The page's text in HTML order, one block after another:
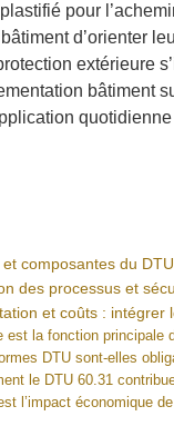
pour
d’orienter
extérieure
bâtiment
et composantes du
des processus et
et coûts : intégrer
est la fonction principale
DTU sont-elles
le DTU 60.31
l’impact économique